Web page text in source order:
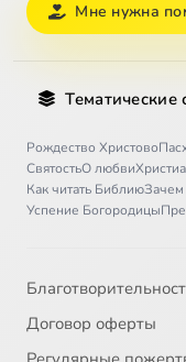
Мне нужна
Тематические
Рождество Христово
СвятостьО любви
Как читать БиблиюЗачем
Успение Богородицы
Договор оферты